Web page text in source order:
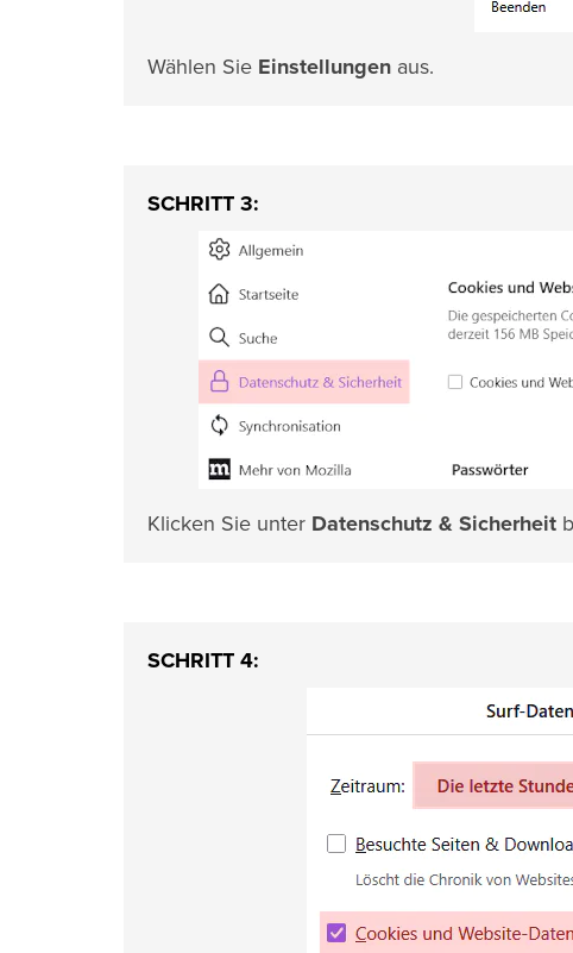
Wählen Sie Einstellungen aus.
SCHRITT 3:
Klicken Sie unter Datenschutz & Sicherheit
SCHRITT 4: